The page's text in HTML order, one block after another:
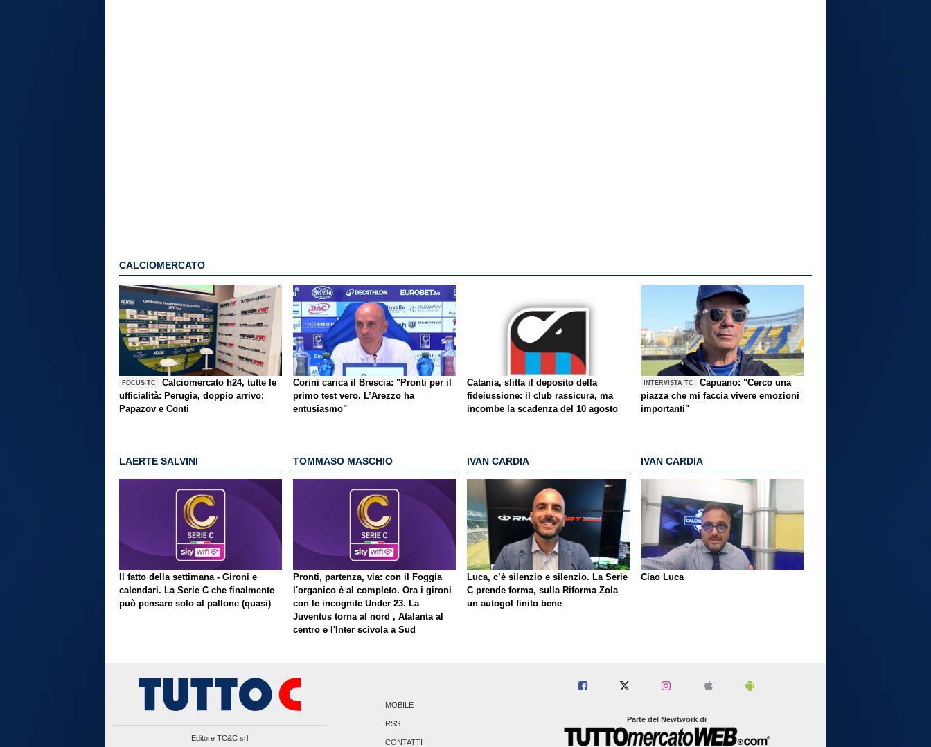
CALCIOMERCATO
FOCUS TC
Calciomercato h24, tutte le
ufficialità: Perugia, doppio arrivo:
Papazov e Conti
Corini carica il Brescia: "Pronti per il
primo test vero. L’Arezzo ha
entusiasmo"
Catania, slitta il deposito della
fideiussione: il club rassicura, ma
incombe la scadenza del 10 agosto
INTERVISTA TC
Capuano: "Cerco una
piazza che mi faccia vivere emozioni
importanti"
LAERTE SALVINI
Il fatto della settimana - Gironi e
calendari. La Serie C che finalmente
può pensare solo al pallone (quasi)
TOMMASO MASCHIO
Pronti, partenza, via: con il Foggia
l'organico è al completo. Ora i gironi
con le incognite Under 23. La
Juventus torna al nord , Atalanta al
centro e l'Inter scivola a Sud
IVAN CARDIA
Luca, c’è silenzio e silenzio. La Serie
C prende forma, sulla Riforma Zola
un autogol finito bene
IVAN CARDIA
Ciao Luca
Editore TC&C srl
MOBILE
RSS
CONTATTI
Parte del Newtwork di